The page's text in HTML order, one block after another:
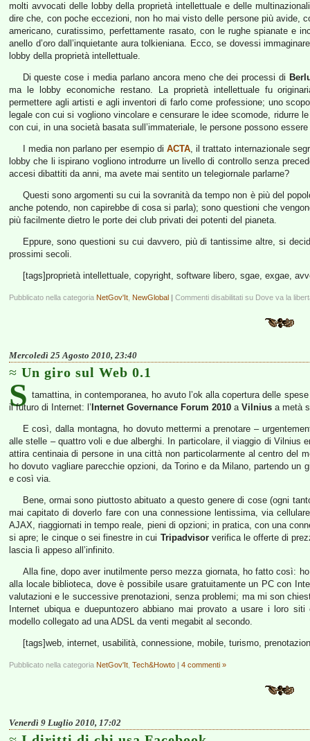
molti avvocati delle lobby della proprietà intellettuale e delle
dire che, con poche eccezioni, non ho mai visto delle persone più avide,
americano, curatissimo, perfettamente rasato, con le rughe spianate e
anello d’oro dall’inquietante aura tolkieniana. Ecco, se dovessi
lobby della proprietà intellettuale.
Di queste cose i media parlano ancora meno che dei processi di
ma le lobby economiche restano. La proprietà intellettuale fu
permettere agli artisti e agli inventori di farlo come professione; uno
legale con cui si vogliono vincolare e censurare le idee scomode, ridurre
con cui, in una società basata sull’immateriale, le persone possono
I media non parlano per esempio di ACTA, il trattato internazionale
lobby che li ispirano vogliono introdurre un livello di controllo senza
accesi dibattiti da anni, ma avete mai sentito un telegiornale parlarne?
Questi sono argomenti su cui la sovranità da tempo non è più del
anche potendo, non capirebbe di cosa si parla); sono questioni che
più facilmente dietro le porte dei club privati dei potenti del pianeta.
Eppure, sono questioni su cui davvero, più di tantissime altre, si
prossimi secoli.
[tags]proprietà intellettuale, copyright, software libero, sgae, exgae,
Pubblicato nella categoria NetGov'It NewGlobal | Commenti disabilitati su Dove va la
Mercoledì 25 Agosto 2010, 23:40
Un giro sul Web 0.1
S tamattina, in contemporanea, ho avuto l’ok alla copertura delle
il futuro di Internet: l’ Internet Governance Forum 2010 a Vilnius a metà
E così, dalla montagna, ho dovuto mettermi a prenotare –
alle stelle – quattro voli e due alberghi. In particolare, il viaggio di Vilnius
attira centinaia di persone in una città non particolarmente al centro del
ho dovuto vagliare parecchie opzioni, da Torino e da Milano, partendo un
e così via.
Bene, ormai sono piuttosto abituato a questo genere di cose (ogni
mai capitato di doverlo fare con una connessione lentissima, via
AJAX, riaggiornati in tempo reale, pieni di opzioni; in pratica, con una
si apre; le cinque o sei finestre in cui Tripadvisorverifica le offerte di
lascia lì appeso all’infinito.
Alla fine, dopo aver inutilmente perso mezza giornata, ho fatto così:
alla locale biblioteca, dove è possibile usare gratuitamente un PC con
valutazioni e le successive prenotazioni, senza problemi; ma mi son
Internet ubiqua e duepuntozero abbiano mai provato a usare i loro
modello collegato ad una ADSL da venti megabit al secondo.
[tags]web, internet, usabilità, connessione, mobile, turismo,
Pubblicato nella categoria NetGov'It Tech&Howto | 4 commenti »
Venerdì 9 Luglio 2010, 17:02